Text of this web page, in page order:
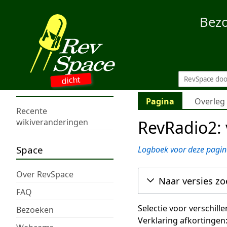
dicht
Recente
wikiveranderingen
Space
Over RevSpace
FAQ
Bezoeken
Pagina Overleg
Logboek voor deze
Naar versies
Selectie voor
Verklaring afkortingen: